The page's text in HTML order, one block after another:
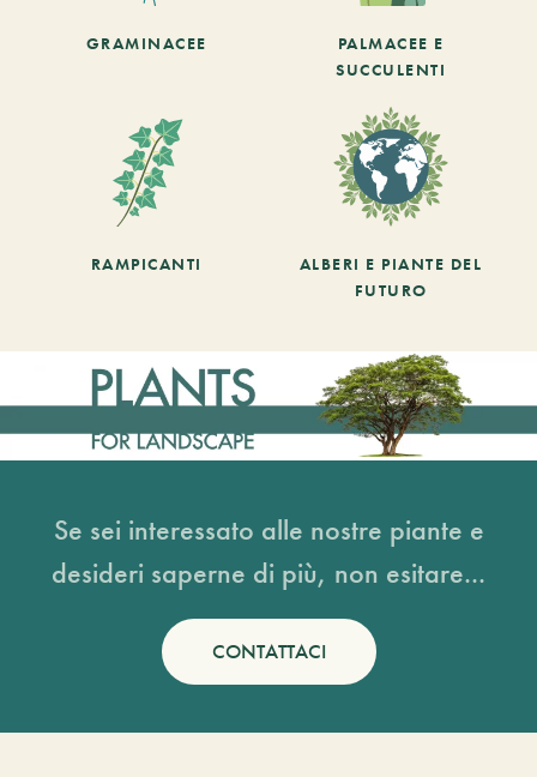
GRAMINACEE
PALMACEE E
SUCCULENTI
RAMPICANTI
ALBERI E PIANTE DEL
FUTURO
Se sei interessato alle nostre piante e
desideri saperne di più, non esitare...
CONTATTACI